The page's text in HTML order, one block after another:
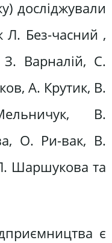
досліджували
Л. Без-часний ,
Варналій, С.
А. Крутик, В.
В.
О. Ри-вак, В.
Шаршукова та
є